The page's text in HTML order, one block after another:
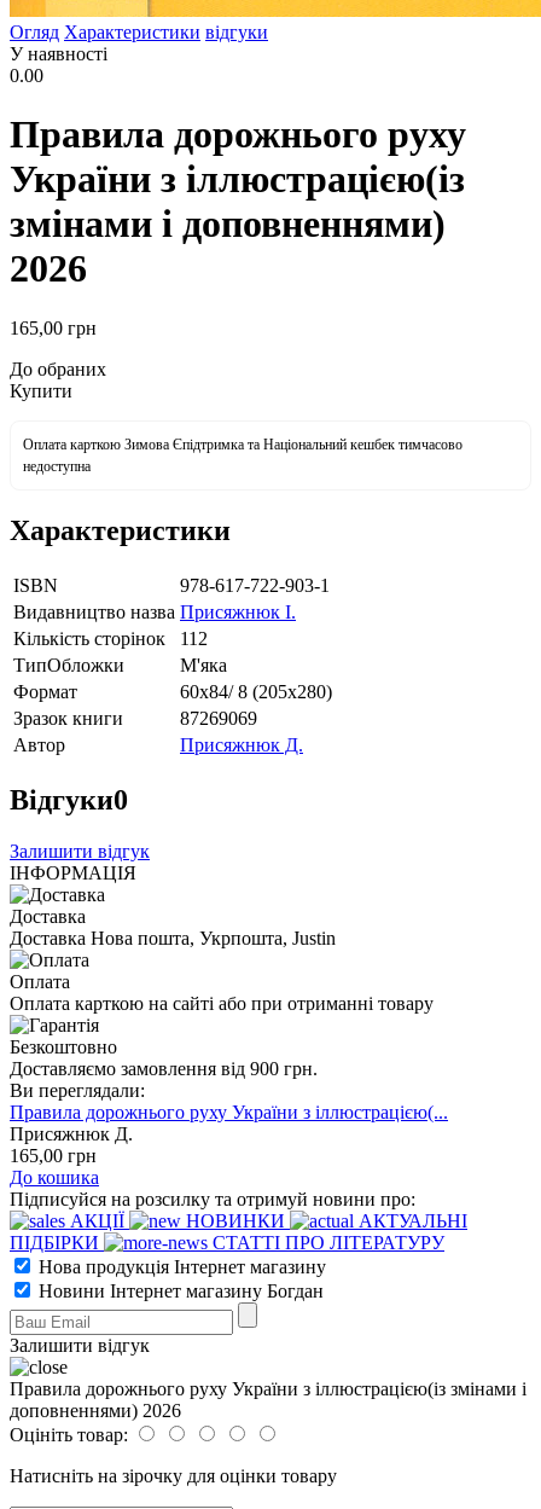
Огляд Характеристики відгуки
У наявності
0.00
Правила дорожнього руху
України з іллюстрацією(із
змінами і доповненнями)
2026
165,00 грн
До обраних
Купити
Оплата карткою Зимова Єпідтримка та Національний кешбек тимчасово
недоступна
Характеристики
ISBN
978-617-722-903-1
Видавництво назва Присяжнюк І.
Кількість сторінок
112
ТипОбложки
М'яка
Формат
60х84/ 8 (205х280)
Зразок книги
87269069
Автор
Присяжнюк Д.
Відгуки0
Залишити відгук
ІНФОРМАЦІЯ
Доставка
Доставка Нова пошта, Укрпошта, Justin
Оплата
Оплата карткою на сайті або при отриманні товару
Безкоштовно
Доставляємо замовлення від 900 грн.
Ви переглядали:
Правила дорожнього руху України з іллюстрацією(...
Присяжнюк Д.
165,00 грн
До кошика
Підписуйся на розсилку та отримуй новини про:
АКЦІЇ
НОВИНКИ
АКТУАЛЬНІ
ПІДБІРКИ
СТАТТІ ПРО ЛІТЕРАТУРУ
Нова продукція Інтернет магазину
Новини Інтернет магазину Богдан
Залишити відгук
Правила дорожнього руху України з іллюстрацією(із змінами і
доповненнями) 2026
Оцініть товар:
Натисніть на зірочку для оцінки товару